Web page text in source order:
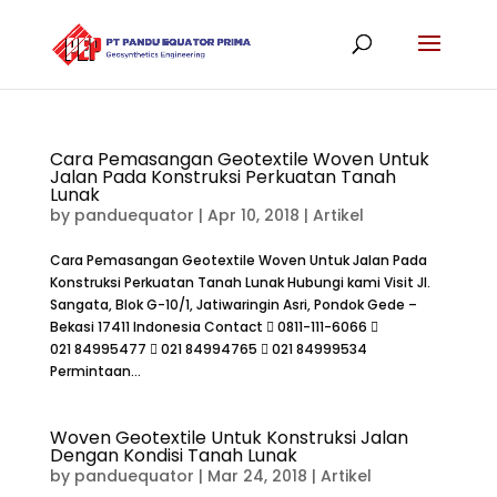
Cara Pemasangan Geotextile Woven Untuk
Jalan Pada Konstruksi Perkuatan Tanah
Lunak
by panduequator | Apr 10, 2018 | Artikel
Cara Pemasangan Geotextile Woven Untuk Jalan Pada
Konstruksi Perkuatan Tanah Lunak Hubungi kami Visit Jl.
Sangata, Blok G-10/1, Jatiwaringin Asri, Pondok Gede –
Bekasi 17411 Indonesia Contact  0811-111-6066 
021 84995477  021 84994765  021 84999534
Permintaan...
Woven Geotextile Untuk Konstruksi Jalan
Dengan Kondisi Tanah Lunak
by panduequator | Mar 24, 2018 | Artikel